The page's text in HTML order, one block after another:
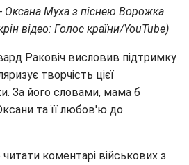
Оксана Муха з піснею Ворожка
відео: Голос країни/YouTube)
Раковіч висловив підтримку
творчість цієї
За його словами, мама б
та її любов'ю до
коментарі військових з